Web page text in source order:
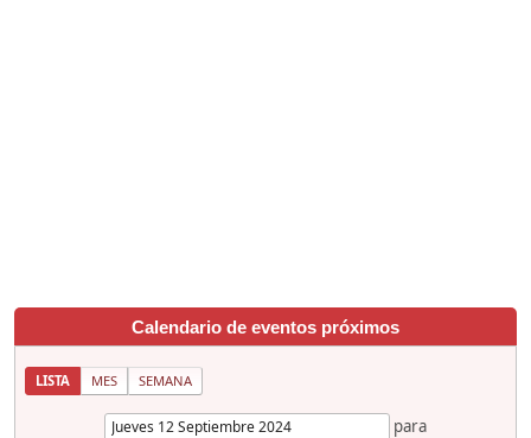
Calendario de eventos próximos
LISTA MES SEMANA
para